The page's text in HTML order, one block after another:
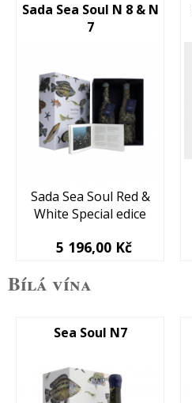
Sada Sea Soul N 8 & N
7
Sada Sea Soul Red &
White Special edice
5 196,00 Kč
Bílá vína
Sea Soul N7